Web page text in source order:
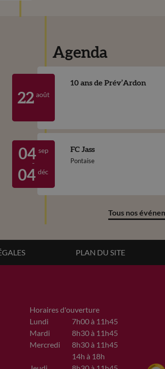
Agenda
22 août
10 ans de Prév’Ardon
04 sep
-
04 déc
FC Jass
Pontaise
Tous nos
PLAN DU SITE
Horaires d'ouverture
Lundi
7h00 à 11h45
Mardi
8h30 à 11h45
Mercredi
8h30 à 11h45
14h à 18h